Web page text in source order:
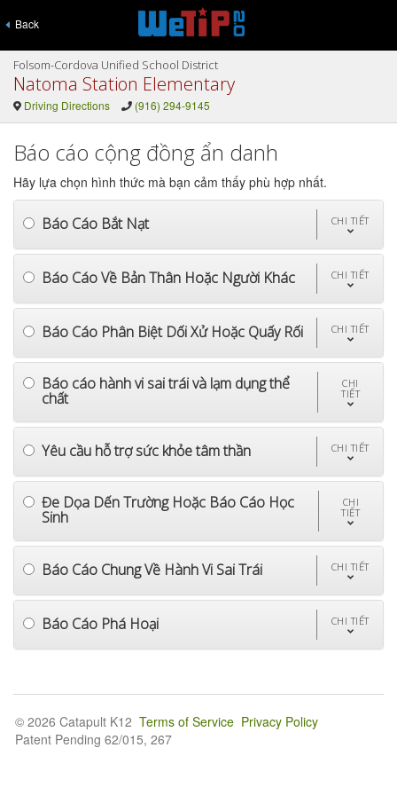
Back
Folsom-Cordova Unified School District
Natoma Station Elementary
Driving Directions (916) 294-9145
Báo cáo cộng đồng ẩn danh
Hãy lựa chọn hình thức mà bạn cảm thấy phù hợp nhất.
Báo Cáo Bắt Nạt CHI TIẾT
Báo Cáo Về Bản Thân Hoặc Người Khác CHI TIẾT
Báo Cáo Phân Biệt Dối Xử Hoặc Quấy Rối CHI TIẾT
Báo cáo hành vi sai trái và lạm dụng thể
chất
CHI
TIẾT
Yêu cầu hỗ trợ sức khỏe tâm thần CHI TIẾT
Đe Dọa Dến Trường Hoặc Báo Cáo Học
Sinh
CHI
TIẾT
Báo Cáo Chung Về Hành Vi Sai Trái CHI TIẾT
Báo Cáo Phá Hoại CHI TIẾT
© 2026 Catapult K12 Terms of Service Privacy Policy
Patent Pending 62/015, 267